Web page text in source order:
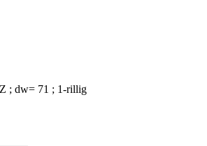
; dw= 71 ; 1-rillig